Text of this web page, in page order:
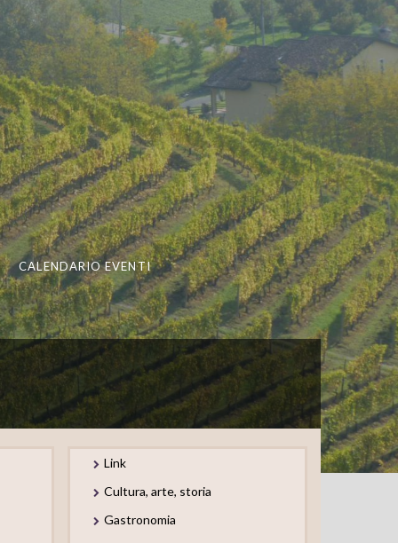
CALENDARIO EVENTI
Link
Cultura, arte, storia
Gastronomia